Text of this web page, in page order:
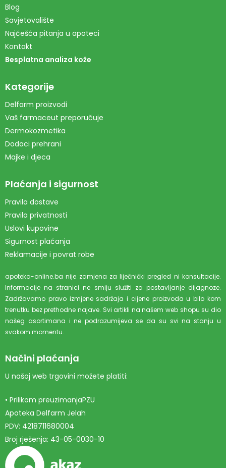
Blog
Savjetovalište
Najčešća pitanja u apoteci
Kontakt
Besplatna analiza kože
Kategorije
Delfarm proizvodi
Vaš farmaceut preporučuje
Dermokozmetika
Dodaci prehrani
Majke i djeca
Plaćanja i sigurnost
Pravila dostave
Pravila privatnosti
Uslovi kupovine
Sigurnost plaćanja
Reklamacije i povrat robe
apoteka-online.ba nije zamjena za liječnički pregled ni konsultacije.
Informacije na stranici ne smiju služiti za postavljanje dijagnoze.
Zadržavamo pravo izmjene sadržaja i cijene proizvoda u bilo kom
trenutku bez prethodne najave. Svi artikli na našem web shopu su dio
našeg asortimana i ne podrazumijeva se da su svi na stanju u
svakom momentu.
Načini plaćanja
U našoj web trgovini možete platiti:
• Prilikom preuzimanjaPZU
Apoteka Delfarm Jelah
PDV: 4218711680004
Broj rješenja: 43-05-0030-10